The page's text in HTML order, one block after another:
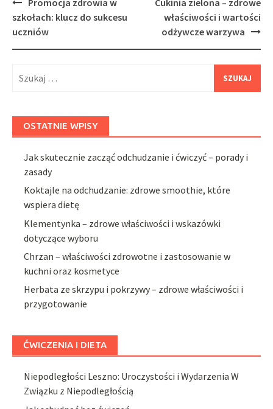
navigation
szkołach: klucz do sukcesu
uczniów
właściwości i wartości
odżywcze warzywa
OSTATNIE WPISY
Jak skutecznie zacząć odchudzanie i ćwiczyć – porady i
zasady
Koktajle na odchudzanie: zdrowe smoothie, które
wspiera dietę
Klementynka – zdrowe właściwości i wskazówki
dotyczące wyboru
Chrzan – właściwości zdrowotne i zastosowanie w
kuchni oraz kosmetyce
Herbata ze skrzypu i pokrzywy – zdrowe właściwości i
przygotowanie
ĆWICZENIA I DIETA
Niepodległości Leszno: Uroczystości i Wydarzenia W
Związku z Niepodległością